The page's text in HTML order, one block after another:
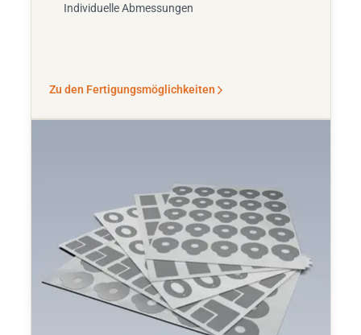
Individuelle Abmessungen
Zu den Fertigungsmöglichkeiten